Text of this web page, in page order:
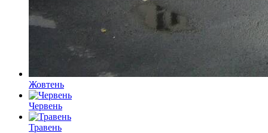
Жовтень
Червень
Травень